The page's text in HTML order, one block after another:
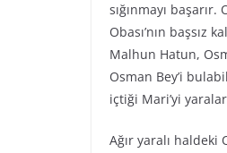
sığınmayı
Obası’nın başsız
Malhun Hatun,
Osman Bey’i
içtiği Mari’yi
Ağır yaralı